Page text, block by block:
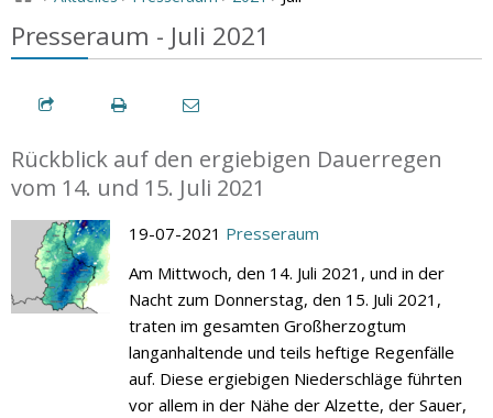
Presseraum - Juli 2021
Rückblick auf den ergiebigen Dauerregen
vom 14. und 15. Juli 2021
19-07-2021 Presseraum
Am Mittwoch, den 14. Juli 2021, und in der
Nacht zum Donnerstag, den 15. Juli 2021,
traten im gesamten Großherzogtum
langanhaltende und teils heftige Regenfälle
auf. Diese ergiebigen Niederschläge führten
vor allem in der Nähe der Alzette, der Sauer,